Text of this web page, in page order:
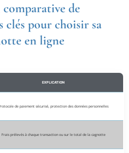
de
clés pour choisir sa
en ligne
EXPLICATION
de paiement sécurisé, protection des données personnelles
Frais prélevés à chaque transaction ou sur le total de la cagnotte